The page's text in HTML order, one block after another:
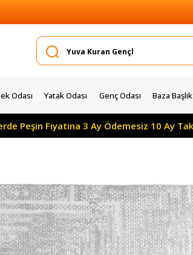
Odası Yatak Odası Genç Odası Baza Başlık
3 Ay Ödemesiz 10 Ay Taksitle